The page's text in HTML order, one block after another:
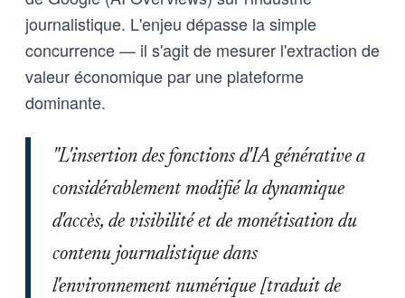
journalistique. L'enjeu dépasse la simple
concurrence — il s'agit de mesurer l'extraction de
valeur économique par une plateforme
dominante.
"L'insertion des fonctions d'IA générative a
considérablement modifié la dynamique
d'accès, de visibilité et de monétisation du
contenu journalistique dans
l'environnement numérique [traduit de